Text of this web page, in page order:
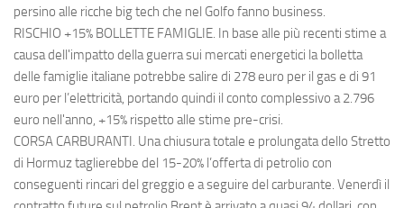
persino alle ricche big tech che nel Golfo fanno business.
RISCHIO +15% BOLLETTE FAMIGLIE. In base alle più recenti stime a
causa dell'impatto della guerra sui mercati energetici la bolletta
delle famiglie italiane potrebbe salire di 278 euro per il gas e di 91
euro per l’elettricità, portando quindi il conto complessivo a 2.796
euro nell'anno, +15% rispetto alle stime pre-crisi.
CORSA CARBURANTI. Una chiusura totale e prolungata dello Stretto
di Hormuz taglierebbe del 15-20% l’offerta di petrolio con
conseguenti rincari del greggio e a seguire del carburante. Venerdì il